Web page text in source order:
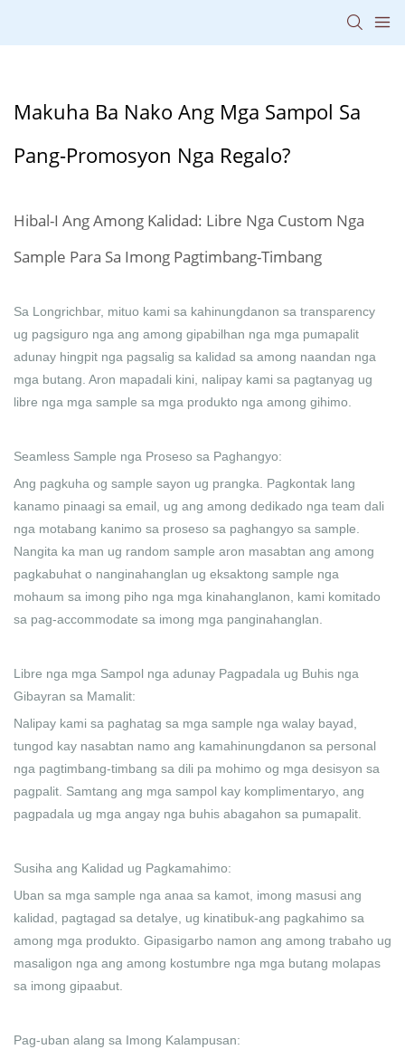
Makuha Ba Nako Ang Mga Sampol Sa
Pang-Promosyon Nga Regalo?
Hibal-I Ang Among Kalidad: Libre Nga Custom Nga
Sample Para Sa Imong Pagtimbang-Timbang
Sa Longrichbar, mituo kami sa kahinungdanon sa transparency
ug pagsiguro nga ang among gipabilhan nga mga pumapalit
adunay hingpit nga pagsalig sa kalidad sa among naandan nga
mga butang. Aron mapadali kini, nalipay kami sa pagtanyag ug
libre nga mga sample sa mga produkto nga among gihimo.
Seamless Sample nga Proseso sa Paghangyo:
Ang pagkuha og sample sayon ​​ug prangka. Pagkontak lang
kanamo pinaagi sa email, ug ang among dedikado nga team dali
nga motabang kanimo sa proseso sa paghangyo sa sample.
Nangita ka man ug random sample aron masabtan ang among
pagkabuhat o nanginahanglan ug eksaktong sample nga
mohaum sa imong piho nga mga kinahanglanon, kami komitado
sa pag-accommodate sa imong mga panginahanglan.
Libre nga mga Sampol nga adunay Pagpadala ug Buhis nga
Gibayran sa Mamalit:
Nalipay kami sa paghatag sa mga sample nga walay bayad,
tungod kay nasabtan namo ang kamahinungdanon sa personal
nga pagtimbang-timbang sa dili pa mohimo og mga desisyon sa
pagpalit. Samtang ang mga sampol kay komplimentaryo, ang
pagpadala ug mga angay nga buhis abagahon sa pumapalit.
Susiha ang Kalidad ug Pagkamahimo:
Uban sa mga sample nga anaa sa kamot, imong masusi ang
kalidad, pagtagad sa detalye, ug kinatibuk-ang pagkahimo sa
among mga produkto. Gipasigarbo namon ang among trabaho ug
masaligon nga ang among kostumbre nga mga butang molapas
sa imong gipaabut.
Pag-uban alang sa Imong Kalampusan: